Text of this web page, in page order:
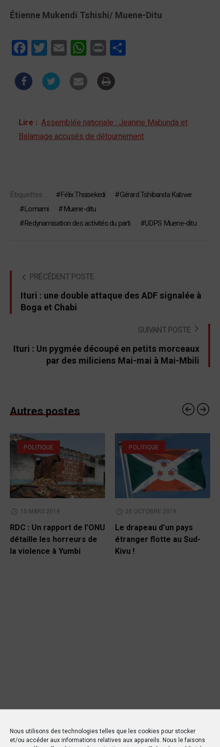
Nous utilisons des technologies telles que les cookies pour stocker
et/ou accéder aux informations relatives aux appareils. Nous le faisons
Étienne Mukendi Tshishi/ Muene-Ditu
FacebookTwitterEmail WhatsApp
Print
Lire : Assemblée nationale : Jeanine Mabunda et
Balamage accusés de détournement
Étiquettes : Félix Thsisekedi
Gérard Tshibanda Kabwe
Lomami
Muene-ditu
Redynamisation des activités du parti
UDPS Muene-ditu
PRÉCÉDENT POSTE
Ituri : une double attaque des ADF signalée à
Boga et Chabi
SUIVANT POSTE
Ituri : Un pygmée découpé en petits morceaux
par des miliciens Mai-mai à Mai-Mbili
Autres postes
POLITIQUE
15 MARS 2019
RDC : Un rapport de l’ONU
détaille les horreurs de
la violence à Yumbi
POLITIQUE
20 OCTOBRE 2019
Le drapeau d’un pays
étranger flotte au Sud-
Kivu !